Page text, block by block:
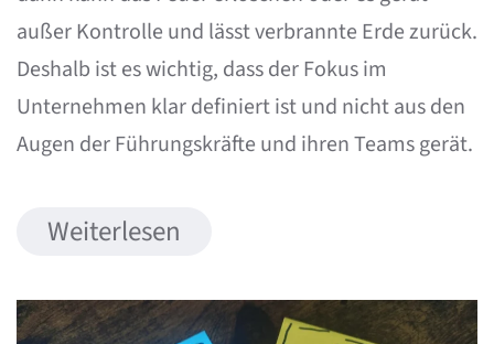
außer Kontrolle und lässt verbrannte Erde zurück.
Deshalb ist es wichtig, dass der Fokus im
Unternehmen klar definiert ist und nicht aus den
Augen der Führungskräfte und ihren Teams gerät.
Weiterlesen